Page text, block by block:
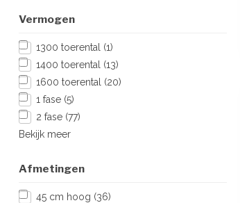
Vermogen
1300 toerental (1)
1400 toerental (13)
1600 toerental (20)
1 fase (5)
2 fase (77)
Bekijk meer
Afmetingen
45 cm hoog (36)